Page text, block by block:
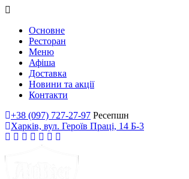
Основне
Ресторан
Меню
Афіша
Доставка
Новини та акції
Контакти
+38 (097) 727-27-97 Ресепшн
Харків, вул. Героїв Праці, 14 Б-3